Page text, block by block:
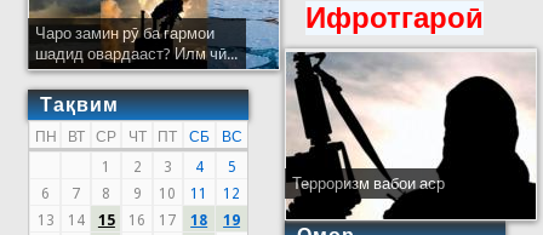
Чаро замин рӯ ба гармои
шадид овардааст? Илм чӣ...
Тақвим
ПН ВТ СР ЧТ ПТ СБ
ВС
1
2 3 4
5
6
7 8 9 10 11
12
13
14 15 16 17 18
19
Ифротгароӣ
Терроризм вабои аср